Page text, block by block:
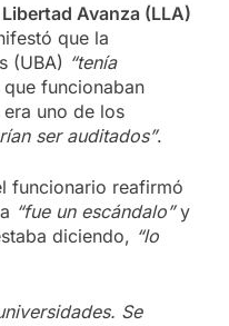
Avanza (LLA)
que la
(UBA) “tenía
que funcionaban
uno de los
ser auditados”.
funcionario reafirmó
“fue un escándalo”y
diciendo, “lo
Se